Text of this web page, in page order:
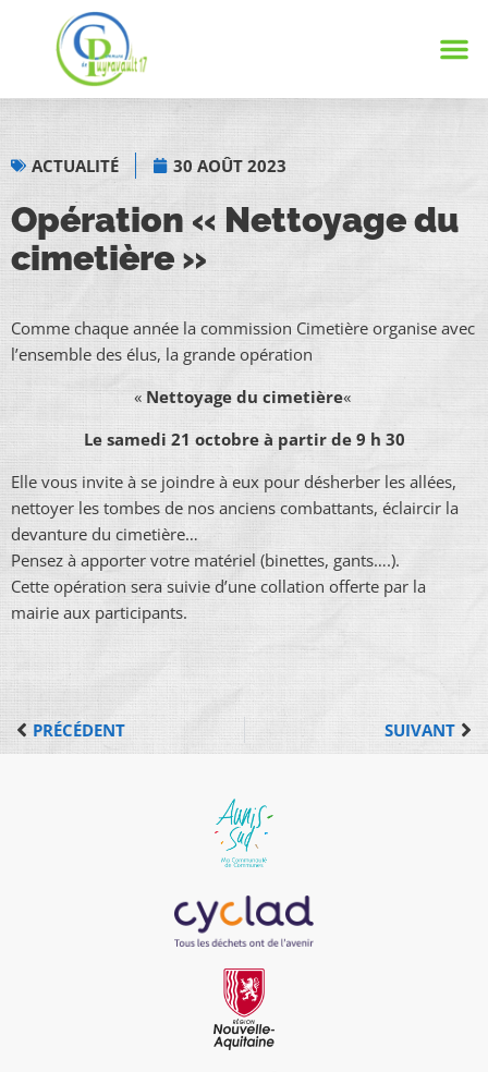
ACTUALITÉ 30 AOÛT 2023
Opération « Nettoyage du
cimetière »
Comme chaque année la commission Cimetière organise avec
l’ensemble des élus, la grande opération
« Nettoyage du cimetière«
Le samedi 21 octobre à partir de 9 h 30
Elle vous invite à se joindre à eux pour désherber les allées,
nettoyer les tombes de nos anciens combattants, éclaircir la
devanture du cimetière…
Pensez à apporter votre matériel (binettes, gants….).
Cette opération sera suivie d’une collation offerte par la
mairie aux participants.
PRÉCÉDENT SUIVANT